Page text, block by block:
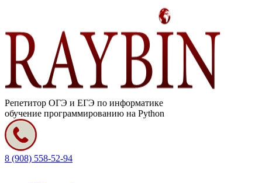
Репетитор ОГЭ и ЕГЭ по информатике
обучение программированию на Python
8 (908) 558-52-94